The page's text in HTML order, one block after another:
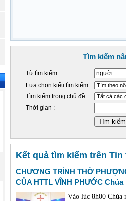
Tìm kiếm
Từ tìm kiếm :
Lựa chọn kiểu tìm kiếm :
Tìm kiếm trong chủ đề :
Thời gian :
Kết quả tìm kiếm trên Tin
CHƯƠNG TRÌNH THỜ
CỦA HTTL VĨNH PHƯỚC Chúa
Vào lúc 8h00 Chúa